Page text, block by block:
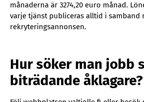
månaderna är 3274,20 euro månad.
varje tjänst publiceras alltid i samband
rekryteringsannonsen.
Hur söker man jobb
biträdande åklagare?